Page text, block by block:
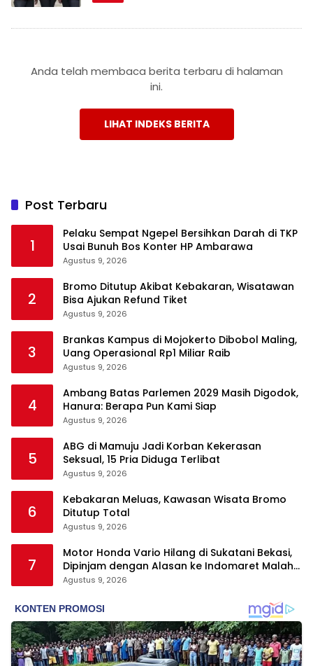
Anda telah membaca berita terbaru di halaman
ini.
LIHAT INDEKS BERITA
Post Terbaru
1
Pelaku Sempat Ngepel Bersihkan Darah di TKP
Usai Bunuh Bos Konter HP Ambarawa
Agustus 9, 2026
2
Bromo Ditutup Akibat Kebakaran, Wisatawan
Bisa Ajukan Refund Tiket
Agustus 9, 2026
3
Brankas Kampus di Mojokerto Dibobol Maling,
Uang Operasional Rp1 Miliar Raib
Agustus 9, 2026
4
Ambang Batas Parlemen 2029 Masih Digodok,
Hanura: Berapa Pun Kami Siap
Agustus 9, 2026
5
ABG di Mamuju Jadi Korban Kekerasan
Seksual, 15 Pria Diduga Terlibat
Agustus 9, 2026
6
Kebakaran Meluas, Kawasan Wisata Bromo
Ditutup Total
Agustus 9, 2026
7
Motor Honda Vario Hilang di Sukatani Bekasi,
Dipinjam dengan Alasan ke Indomaret Malah
Tak Kembali
Agustus 9, 2026